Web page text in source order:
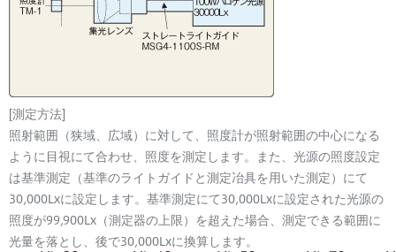
[測定方法]
照射範囲（狭域、広域）に対して、照度計が照射範囲の中心になる
ように目視にて合わせ、照度を測定します。また、光源の照度設定
は基準測定（基準のライトガイドと測定冶具を用いた測定）にて
30,000Lxに設定します。基準測定にて30,000Lxに設定された光源の
照度が99,900Lx（測定器の上限）を超えた場合、測定できる範囲に
光量を落とし、後で30,000Lxに換算します。